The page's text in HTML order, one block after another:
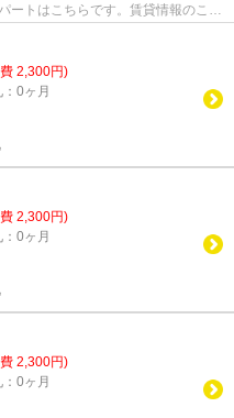
ートはこちらです。賃貸情報のこと
2,300円)
0ヶ月
2,300円)
0ヶ月
2,300円)
0ヶ月